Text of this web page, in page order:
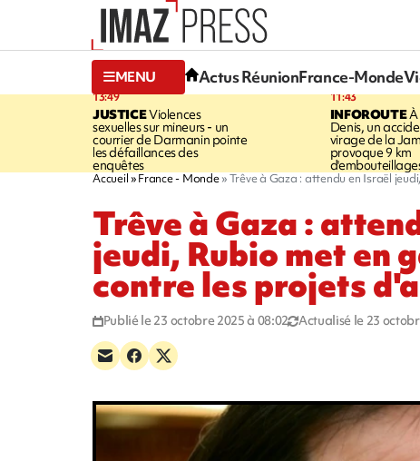
MENU Actus RéunionFrance-Monde
13:49
JUSTICEViolences
sexuelles sur mineurs - un
courrier de Darmanin pointe
les défaillances des
enquêtes
11:43
INFOROUTEÀ
Denis, un
virage de la
provoque 9 km
Accueil France - Monde Trêve à Gaza : attendu en Israël
Trêve à Gaza :
jeudi, Rubio met en
contre les projets
Publié le 23 octobre 2025 à 08:02 Actualisé le 23